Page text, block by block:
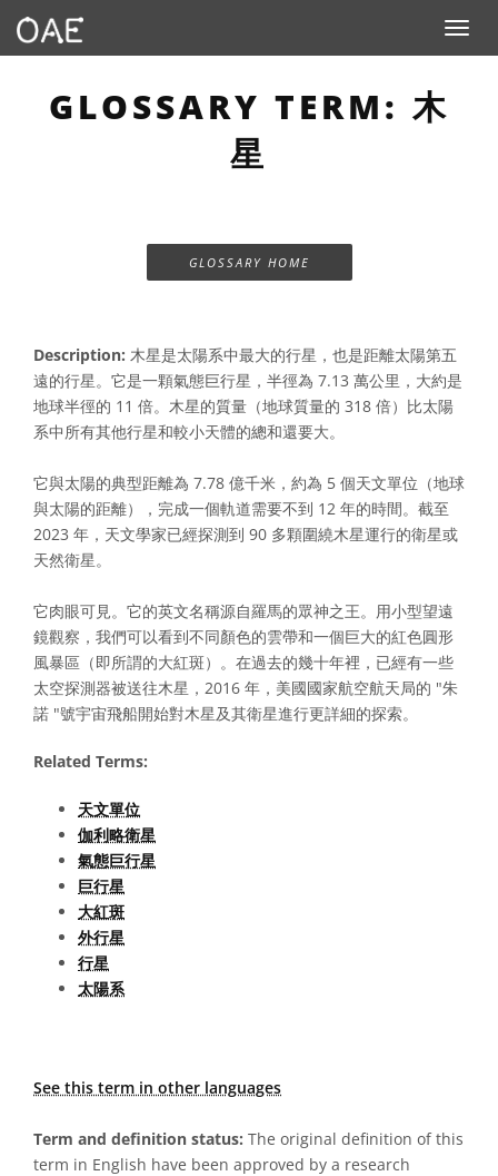
Toggle
GLOSSARY TERM: 木
星
GLOSSARY HOME
Description: 木星是太陽系中最大的行星，也是距離太陽第五
遠的行星。它是一顆氣態巨行星，半徑為 7.13 萬公里，大約是
地球半徑的 11 倍。木星的質量（地球質量的 318 倍）比太陽
系中所有其他行星和較小天體的總和還要大。
它與太陽的典型距離為 7.78 億千米，約為 5 個天文單位（地球
與太陽的距離），完成一個軌道需要不到 12 年的時間。截至
2023 年，天文學家已經探測到 90 多顆圍繞木星運行的衛星或
天然衛星。
它肉眼可見。它的英文名稱源自羅馬的眾神之王。用小型望遠
鏡觀察，我們可以看到不同顏色的雲帶和一個巨大的紅色圓形
風暴區（即所謂的大紅斑）。在過去的幾十年裡，已經有一些
太空探測器被送往木星，2016 年，美國國家航空航天局的 "朱
諾 "號宇宙飛船開始對木星及其衛星進行更詳細的探索。
Related Terms:
天文單位
伽利略衛星
氣態巨行星
巨行星
大紅斑
外行星
行星
太陽系
See this term in other languages
Term and definition status: The original definition of this
term in English have been approved by a research